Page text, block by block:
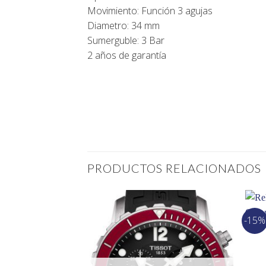
Movimiento: Función 3 agujas
Diametro: 34 mm
Sumerguble: 3 Bar
2 años de garantía
PRODUCTOS RELACIONADOS
-15%